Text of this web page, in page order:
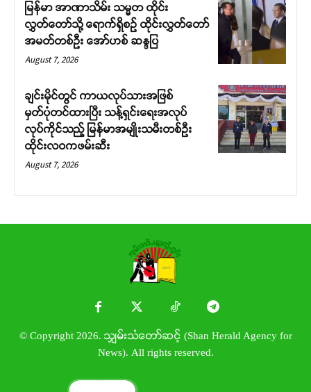
မြန်မာ အာဏာသိမ်း သမ္မတ ထိုင်း
လွှတ်တော်သို့ ရောက်ရှိစဉ် ထိုင်းလွှတ်တော်
အမတ်တစ်ဦး အော်ဟစ် ဆန္ဒပြ
August 7, 2026
ချင်းမိုင်တွင် ကာယလုပ်သားအဖြစ်
မှတ်ပုံတင်ထားပြီး သန့်ရှင်းရေးအလုပ်
လုပ်ကိုင်သည့် မြန်မာအမျိုးသမီးတစ်ဦး
ထိုင်းလဝကဖမ်းဆီး
August 7, 2026
© Copyright 2026. သျှမ်းသံတော်ဆင့် (Shan Herald Agency for
News). All rights reserved.